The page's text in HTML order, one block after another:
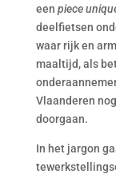
een piece
deelfietsen
waar rijk en
maaltijd, als
Vlaanderen
doorgaan.
In het jargon